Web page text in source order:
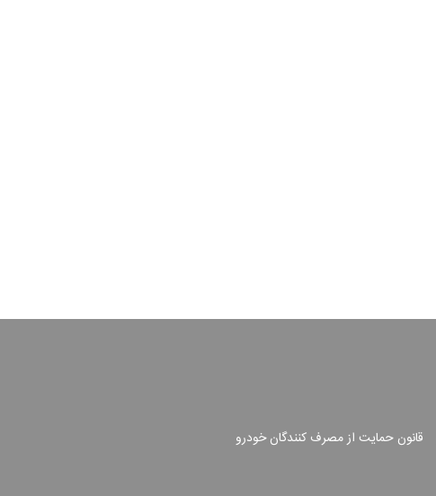
قانون حمایت از مصرف کنندگان خودرو